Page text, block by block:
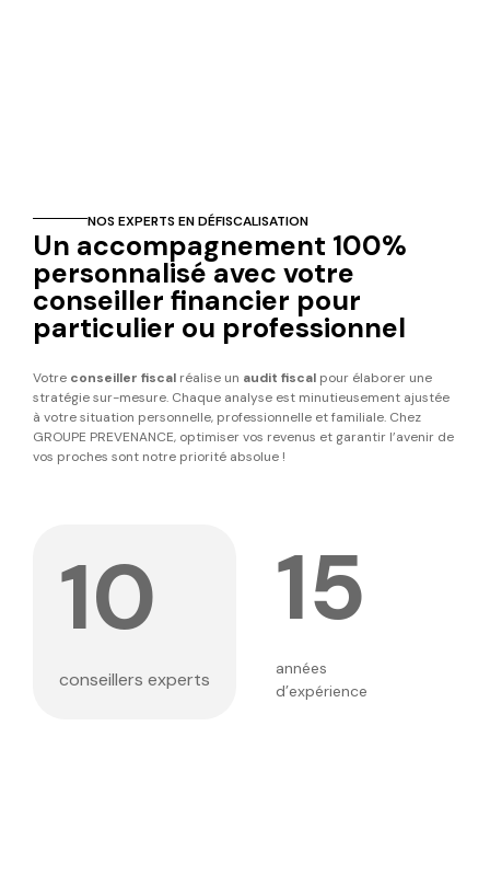
NOS EXPERTS EN DÉFISCALISATION
Un accompagnement 100%
personnalisé avec votre
conseiller financier pour
particulier ou professionnel
Votre conseiller fiscal réalise un audit fiscal pour élaborer une
stratégie sur-mesure. Chaque analyse est minutieusement ajustée
à votre situation personnelle, professionnelle et familiale. Chez
GROUPE PREVENANCE, optimiser vos revenus et garantir l’avenir de
vos proches sont notre priorité absolue !
10
conseillers experts
15
années
d’expérience